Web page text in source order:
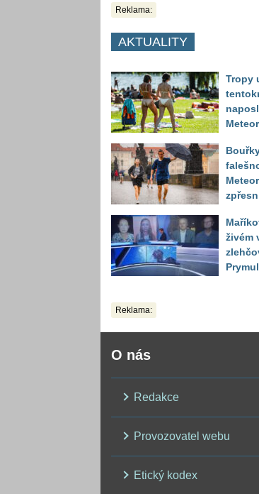
Reklama:
AKTUALITY
Tropy
do září
živém
Reklama:
O nás
Redakce
Provozovatel webu
Etický kodex